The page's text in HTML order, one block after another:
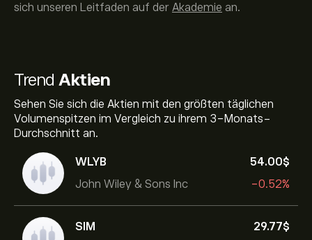
Trend Aktien
Sehen Sie sich die Aktien mit den größten täglichen
Volumenspitzen im Vergleich zu ihrem 3-Monats-
Durchschnitt an.
WLYB
John Wiley & Sons Inc
54.00‎$‎
-0.52%
SIM
29.77‎$‎
sich unseren Leitfaden auf der Akademie an.